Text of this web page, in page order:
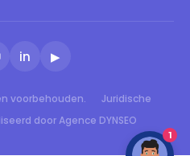
in ▶
voorbehouden.
Juridische
door Agence DYNSEO
1